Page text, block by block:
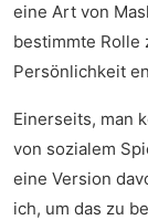
eine Art von
bestimmte
Persönlichkeit
Einerseits, man
von sozialem
eine Version
ich, um das zu